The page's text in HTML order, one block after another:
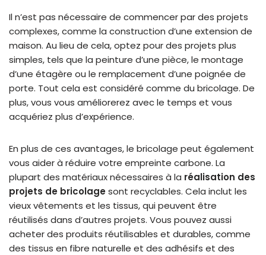
Il n’est pas nécessaire de commencer par des projets
complexes, comme la construction d’une extension de
maison. Au lieu de cela, optez pour des projets plus
simples, tels que la peinture d’une pièce, le montage
d’une étagère ou le remplacement d’une poignée de
porte. Tout cela est considéré comme du bricolage. De
plus, vous vous améliorerez avec le temps et vous
acquériez plus d’expérience.
En plus de ces avantages,le bricolage peut également
vous aider à réduire votre empreinte carbone. La
plupart des matériaux nécessaires à la réalisation des
projets de bricolagesont recyclables. Cela inclut les
vieux vêtements et les tissus, qui peuvent être
réutilisés dans d’autres projets. Vous pouvez aussi
acheter des produits réutilisables et durables, comme
des tissus en fibre naturelle et des adhésifs et des